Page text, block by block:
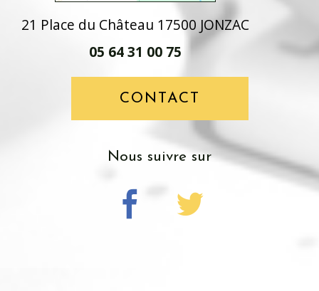
21 Place du Château 17500 JONZAC
05 64 31 00 75
CONTACT
nous suivre sur